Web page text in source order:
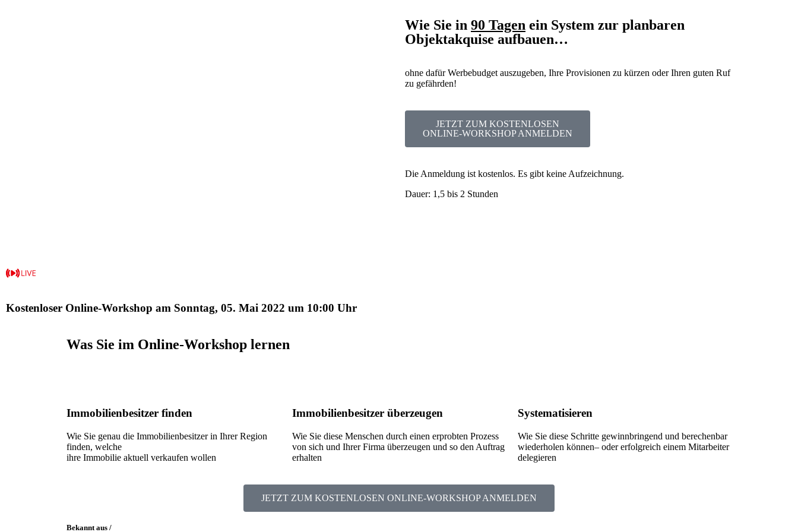
Wie Sie in 90 Tagen ein System zur planbaren
Objektakquise aufbauen…
ohne dafür Werbebudget auszugeben, Ihre Provisionen zu kürzen oder Ihren guten Ruf
zu gefährden!
JETZT ZUM KOSTENLOSEN
ONLINE-WORKSHOP ANMELDEN
Die Anmeldung ist kostenlos. Es gibt keine Aufzeichnung.
Dauer: 1,5 bis 2 Stunden
Kostenloser Online-Workshop am Sonntag, 05. Mai 2022 um 10:00 Uhr
Was Sie im Online-Workshop lernen
Immobilienbesitzer finden
Wie Sie genau die Immobilienbesitzer in Ihrer Region
finden, welche
ihre Immobilie aktuell verkaufen wollen
Immobilienbesitzer überzeugen
Wie Sie diese Menschen durch einen erprobten Prozess
von sich und Ihrer Firma überzeugen und so den Auftrag
erhalten
Systematisieren
Wie Sie diese Schritte gewinnbringend und berechenbar
wiederholen können– oder erfolgreich einem Mitarbeiter
delegieren
JETZT ZUM KOSTENLOSEN ONLINE-WORKSHOP ANMELDEN
Bekannt aus /